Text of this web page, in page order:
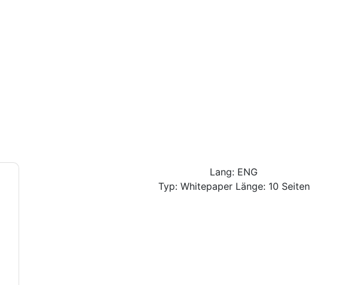
Lang: ENG
Typ: Whitepaper Länge: 10 Seiten